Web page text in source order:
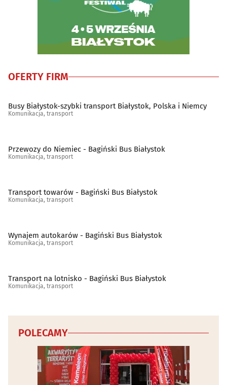
OFERTY FIRM
Busy Białystok-szybki transport Białystok, Polska i Niemcy
Komunikacja, transport
Przewozy do Niemiec - Bagiński Bus Białystok
Komunikacja, transport
Transport towarów - Bagiński Bus Białystok
Komunikacja, transport
Wynajem autokarów - Bagiński Bus Białystok
Komunikacja, transport
Transport na lotnisko - Bagiński Bus Białystok
Komunikacja, transport
POLECAMY